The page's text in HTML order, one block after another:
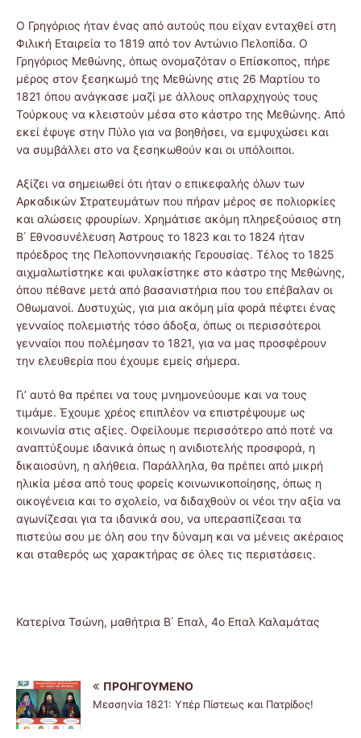
Ο Γρηγόριος ήταν ένας από αυτούς που είχαν ενταχθεί στη
Φιλική Εταιρεία το 1819 από τον Αντώνιο Πελοπίδα. Ο
Γρηγόριος Μεθώνης, όπως ονομαζόταν ο Επίσκοπος, πήρε
μέρος στον ξεσηκωμό της Μεθώνης στις 26 Μαρτίου το
1821 όπου ανάγκασε μαζί με άλλους οπλαρχηγούς τους
Τούρκους να κλειστούν μέσα στο κάστρο της Μεθώνης. Από
εκεί έφυγε στην Πύλο για να βοηθήσει, να εμψυχώσει και
να συμβάλλει στο να ξεσηκωθούν και οι υπόλοιποι.
Αξίζει να σημειωθεί ότι ήταν ο επικεφαλής όλων των
Αρκαδικών Στρατευμάτων που πήραν μέρος σε πολιορκίες
και αλώσεις φρουρίων. Χρημάτισε ακόμη πληρεξούσιος στη
Β΄ Εθνοσυνέλευση Άστρους το 1823 και το 1824 ήταν
πρόεδρος της Πελοποννησιακής Γερουσίας. Τέλος το 1825
αιχμαλωτίστηκε και φυλακίστηκε στο κάστρο της Μεθώνης,
όπου πέθανε μετά από βασανιστήρια που του επέβαλαν οι
Οθωμανοί. Δυστυχώς, για μια ακόμη μία φορά πέφτει ένας
γενναίος πολεμιστής τόσο άδοξα, όπως οι περισσότεροι
γενναίοι που πολέμησαν το 1821, για να μας προσφέρουν
την ελευθερία που έχουμε εμείς σήμερα.
Γι’ αυτό θα πρέπει να τους μνημονεύουμε και να τους
τιμάμε. Έχουμε χρέος επιπλέον να επιστρέψουμε ως
κοινωνία στις αξίες. Οφείλουμε περισσότερο από ποτέ να
αναπτύξουμε ιδανικά όπως η ανιδιοτελής προσφορά, η
δικαιοσύνη, η αλήθεια. Παράλληλα, θα πρέπει από μικρή
ηλικία μέσα από τους φορείς κοινωνικοποίησης, όπως η
οικογένεια και το σχολείο, να διδαχθούν οι νέοι την αξία να
αγωνίζεσαι για τα ιδανικά σου, να υπερασπίζεσαι τα
πιστεύω σου με όλη σου την δύναμη και να μένεις ακέραιος
και σταθερός ως χαρακτήρας σε όλες τις περιστάσεις.
Κατερίνα Τσώνη, μαθήτρια Β΄ Επαλ, 4ο Επαλ Καλαμάτας
ΠΡΟΗΓΟΎΜΕΝΟ
Μεσσηνία 1821: Υπέρ Πίστεως και Πατρίδος!